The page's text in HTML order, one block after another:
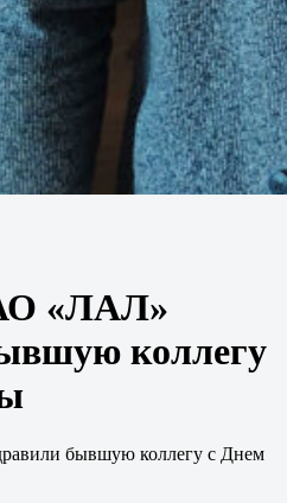
«ЛАЛ»
коллегу
бывшую коллегу с Днем